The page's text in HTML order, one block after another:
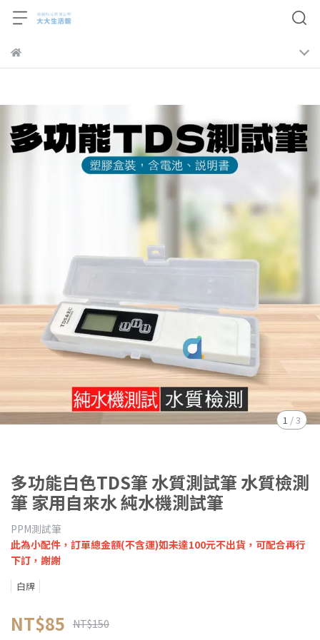
1 /3
多功能白色TDS筆 水質測試筆 水質檢測
筆 家用自來水 純水機測試筆
PPM測試筆
此為小配件，訂單總金額(不含運)如未達100元不出貨，可配合再行
下訂，謝謝
白牌
NT$85 NT$150